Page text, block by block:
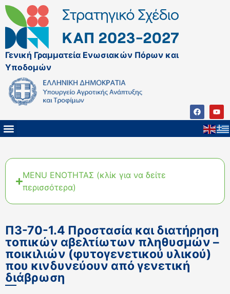
Γενική Γραμματεία Ενωσιακών Πόρων και
Υποδομών
MENU ΕΝΟΤΗΤΑΣ (κλίκ για να δείτε
περισσότερα)
Π3-70-1.4 Προστασία και διατήρηση
τοπικών αβελτίωτων πληθυσμών –
ποικιλιών (φυτογενετικού υλικού)
που κινδυνεύουν από γενετική
διάβρωση